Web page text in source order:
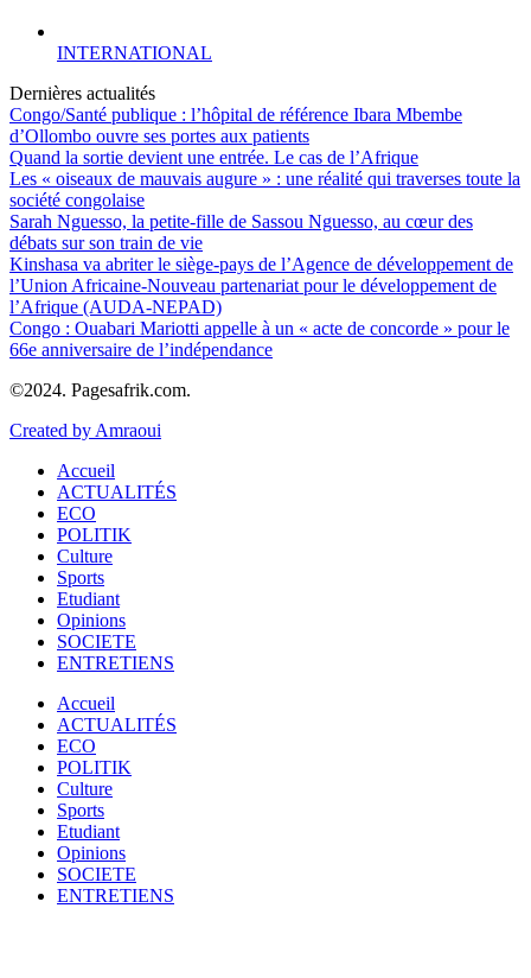
INTERNATIONAL
Dernières actualités
Congo/Santé publique : l’hôpital de référence Ibara Mbembe
d’Ollombo ouvre ses portes aux patients
Quand la sortie devient une entrée. Le cas de l’Afrique
Les « oiseaux de mauvais augure » : une réalité qui traverses toute la
société congolaise
Sarah Nguesso, la petite-fille de Sassou Nguesso, au cœur des
débats sur son train de vie
Kinshasa va abriter le siège-pays de l’Agence de développement de
l’Union Africaine-Nouveau partenariat pour le développement de
l’Afrique (AUDA-NEPAD)
Congo : Ouabari Mariotti appelle à un « acte de concorde » pour le
66e anniversaire de l’indépendance
©2024. Pagesafrik.com.
Created by Amraoui
Accueil
ACTUALITÉS
ECO
POLITIK
Culture
Sports
Etudiant
Opinions
SOCIETE
ENTRETIENS
Accueil
ACTUALITÉS
ECO
POLITIK
Culture
Sports
Etudiant
Opinions
SOCIETE
ENTRETIENS